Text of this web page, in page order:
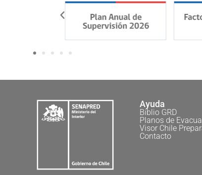
Ayuda
Biblio GRD
Planos de
Visor Chile
Contacto